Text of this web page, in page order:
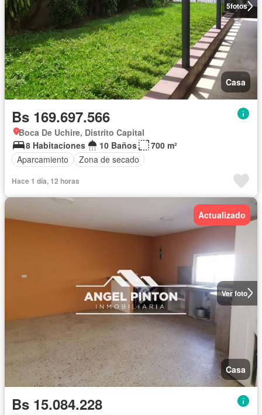
5fotos
Casa
Bs 169.697.566
Boca De Uchire, Distrito Capital
8 Habitaciones
10 Baños
700 m²
Aparcamiento
Zona de secado
Hace 1 día, 12 horas
Ver foto
Actualizado
Casa
Bs 15.084.228